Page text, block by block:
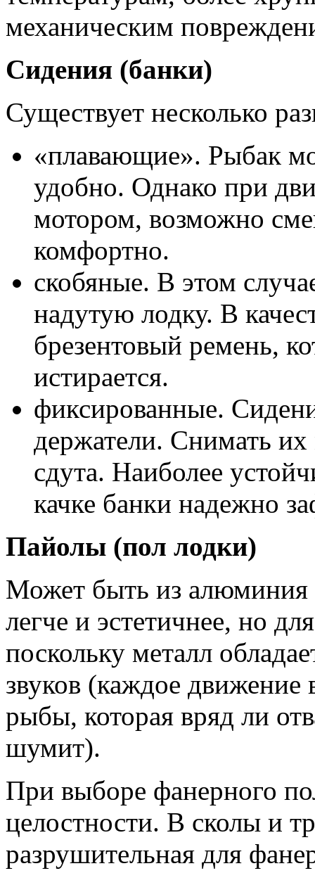
механическим
Сидения (банки)
Существует несколько
«плавающие». Рыбак
удобно. Однако при
мотором, возможно
комфортно.
скобяные. В этом
надутую лодку. В
брезентовый ремень,
истирается.
фиксированные.
держатели. Снимать их
сдута. Наиболее
качке банки надежно
Пайолы (пол лодки)
Может быть из
легче и эстетичнее, но
поскольку металл
звуков (каждое движение
рыбы, которая вряд ли
шумит).
При выборе фанерного
целостности. В сколы и
разрушительная для